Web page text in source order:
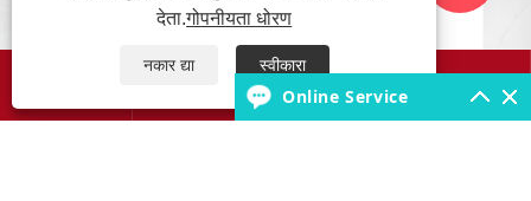

देता.गोपनीयता धोरण
नकार द्या स्वीकारा
Online Service